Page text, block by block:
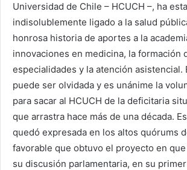
Universidad de Chile – HCUCH –, ha
indisolublemente ligado a la salud
honrosa historia de aportes a la
innovaciones en medicina, la formación
especialidades y la atención asistencial.
puede ser olvidada y es unánime la
para sacar al HCUCH de la deficitaria
que arrastra hace más de una década.
quedó expresada en los altos quórums
favorable que obtuvo el proyecto en
su discusión parlamentaria, en su